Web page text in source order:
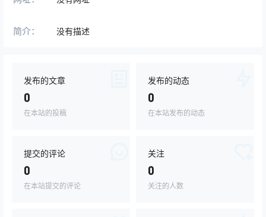
简介： 没有描述
发布的文章
0
在本站的投稿
发布的动态
0
在本站发布的动态
提交的评论
0
在本站提交的评论
关注
0
关注的人数